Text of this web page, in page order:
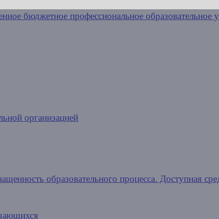
организацией
образовательного процесса. Доступная